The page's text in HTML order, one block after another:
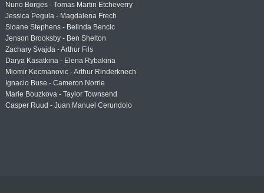
Nuno Borges - Tomas Martin Etcheverry
Jessica Pegula - Magdalena Frech
Sloane Stephens - Belinda Bencic
Jenson Brooksby - Ben Shelton
Zachary Svajda - Arthur Fils
Darya Kasatkina - Elena Rybakina
Miomir Kecmanovic - Arthur Rinderknech
Ignacio Buse - Cameron Norrie
Marie Bouzkova - Taylor Townsend
Casper Ruud - Juan Manuel Cerundolo